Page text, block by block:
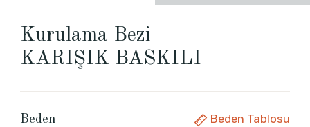
Kurulama Bezi
KARIŞIK BASKILI
Beden Beden Tablosu